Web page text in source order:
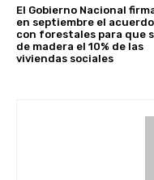
El Gobierno Nacional
en septiembre el acuerdo
con forestales para que
de madera el 10% de las
viviendas sociales